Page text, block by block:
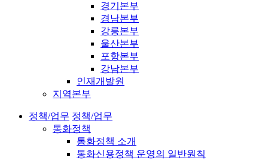
경기본부
경남본부
강릉본부
울산본부
포항본부
강남본부
인재개발원
지역본부
정책/업무 정책/업무
통화정책
통화정책 소개
통화신용정책 운영의 일반원칙